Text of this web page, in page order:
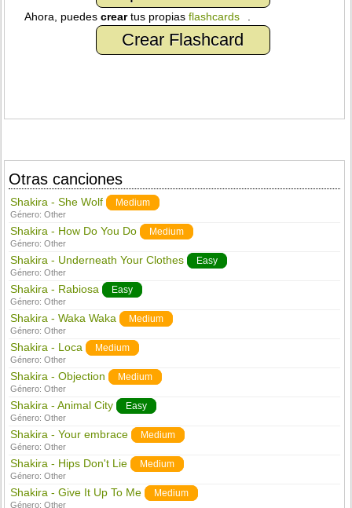
Ahora, puedescreartus propiasflashcards
Crear Flashcard
Otras canciones
Shakira - She Wolf Medium
Género:Other
Shakira - How Do You Do Medium
Género:Other
Shakira - Underneath Your Clothes Easy
Género:Other
Shakira - Rabiosa Easy
Género:Other
Shakira - Waka Waka Medium
Género:Other
Shakira - Loca Medium
Género:Other
Shakira - Objection Medium
Género:Other
Shakira - Animal City Easy
Género:Other
Shakira - Your embrace Medium
Género:Other
Shakira - Hips Don't Lie Medium
Género:Other
Shakira - Give It Up To Me Medium
Género:Other